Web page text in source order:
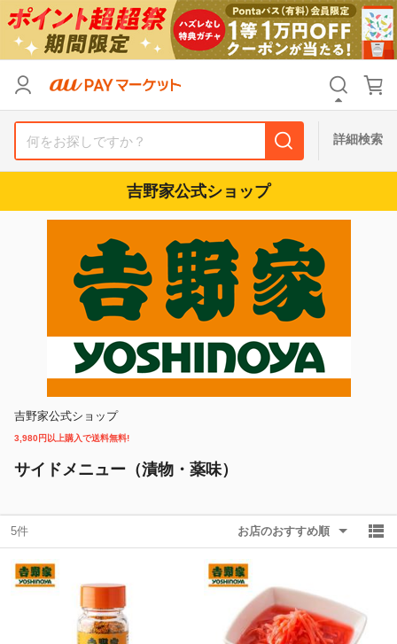
詳細検索
吉野家公式ショップ
吉野家公式ショップ
3,980円以上購入で送料無料!
サイドメニュー（漬物・薬味）
5件 お店のおすすめ順
支払い方法
タイムセール
Pontaパス特典対象すべて ポイントUPセレクトのみ
サンキュー配送対象 レビューキャンペーン
キーワード
除外ワード
リセット
支払い方法
タイムセール
Pontaパス特典対象すべて ポイントUPセレクトのみ
サンキュー配送対象 レビューキャンペーン
キーワード
除外ワード